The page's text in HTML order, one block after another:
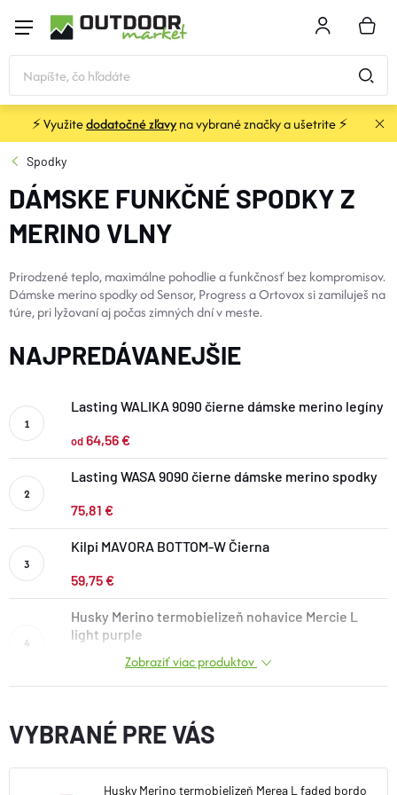
obsah
KOŠÍK
STANY a PRÍSTREŠKY
SPACÁKY
BATOHY a TAŠKY
OBLEČENIE
DOPLNKY
VYBAVENIE
TOPÁNKY a PONOŽKY
CYKLISTIKA
Značky
Obchodné podmienky
Kontakty
Veľkostné tabuľky
⚡ Využitedodatočné zľavyna vybrané značky a ušetrite ⚡
Spodky
DÁMSKE FUNKČNÉ SPODKY Z
MERINO VLNY
Prirodzené teplo, maximálne pohodlie a funkčnosť bez kompromisov.
Dámske merino spodky od Sensor, Progress a Ortovox si zamiluješ na
túre, pri lyžovaní aj počas zimných dní v meste.
NAJPREDÁVANEJŠIE
Lasting WALIKA 9090 čierne dámske merino legíny
od64,56 €
Lasting WASA 9090 čierne dámske merino spodky
75,81 €
Kilpi MAVORA BOTTOM-W Čierna
59,75 €
Husky Merino termobielizeň nohavice Mercie L
light purple
Zobraziť viac produktov
VYBRANÉ PRE VÁS
Husky Merino termobielizeň Merea L faded bordo